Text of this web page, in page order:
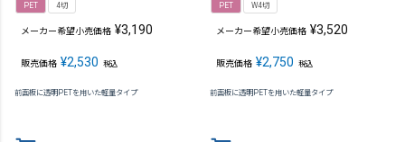
PET 4切
メーカー希望小売価格 ¥3,190
販売価格 ¥2,530 税込
前面板に透明PETを用いた軽量タイプ
PET W4切
メーカー希望小売価格 ¥3,520
販売価格 ¥2,750 税込
前面板に透明PETを用いた軽量タイプ